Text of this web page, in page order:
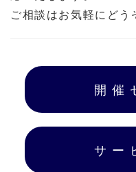
ご相談はお気軽にどう
開 催
サ ー